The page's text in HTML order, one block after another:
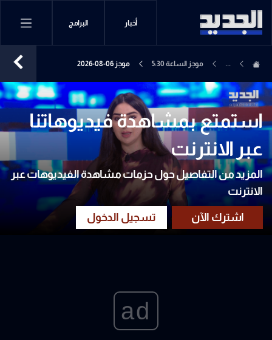
أخبار البرامج
... موجز الساعة 5:30 موجز 06-08-2026
استمتع بمشاهدة فيديوهاتنا
عبر الانترنت
المزيد من التفاصيل حول حزمات مشاهدة الفيديوهات عبر
الانترنت
ad